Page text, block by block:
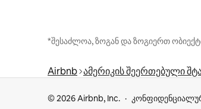
*შესაძლოა, ზოგან და ზოგიერთ
Airbnb ამერიკის შეერთებული
© 2026 Airbnb, Inc.